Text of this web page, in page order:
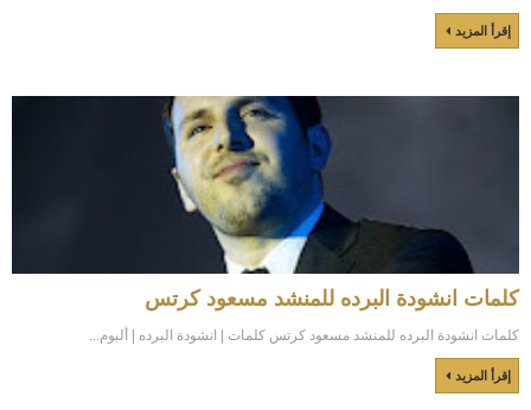
إقرأ المزيد
كلمات انشودة البرده للمنشد مسعود كرتس
كلمات انشودة البرده للمنشد مسعود كرتس كلمات | انشودة البرده | ألبوم...
إقرأ المزيد